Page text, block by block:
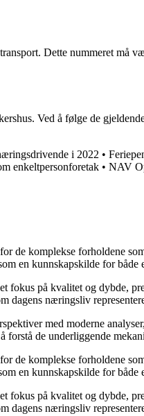
Dette nummeret må
Ved å følge de
i 2022 •
enkeltpersonforetak • NAV
komplekse forholdene
en kunnskapskilde for både
på kvalitet og dybde,
dagens næringsliv
med moderne
forstå de underliggende
komplekse forholdene
en kunnskapskilde for både
på kvalitet og dybde,
dagens næringsliv